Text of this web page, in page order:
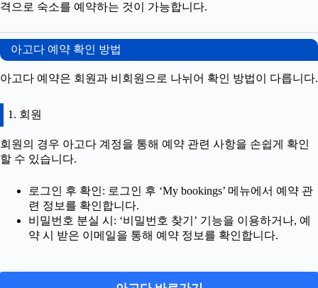
격으로 숙소를 예약하는 것이 가능합니다.
아고다 예약 확인 방법
아고다 예약은 회원과 비회원으로 나뉘어 확인 방법이 다릅니다.
1. 회원
회원의 경우 아고다 계정을 통해 예약 관련 사항을 손쉽게 확인
할 수 있습니다.
로그인 후 확인: 로그인 후 ‘My bookings’ 메뉴에서 예약 관
련 정보를 확인합니다.
비밀번호 분실 시: ‘비밀번호 찾기’ 기능을 이용하거나, 예
약 시 받은 이메일을 통해 예약 정보를 확인합니다.